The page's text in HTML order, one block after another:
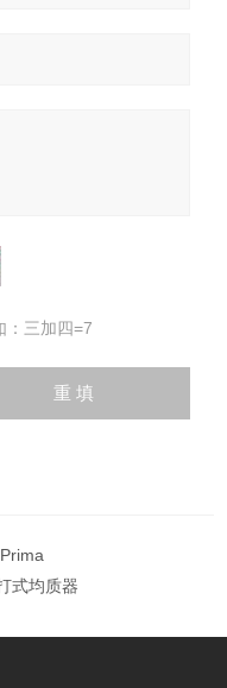
：三加四=7
式均质器